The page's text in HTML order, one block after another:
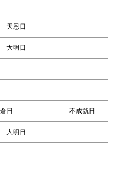
天恩日
大明日
日 不成就日
大明日